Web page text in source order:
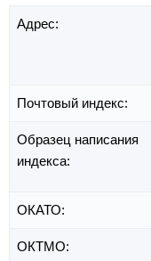
Адрес:
Почтовый индекс:
Образец написания
индекса:
ОКАТО:
ОКТМО: